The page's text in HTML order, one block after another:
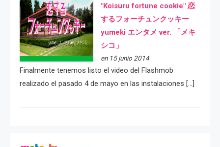
"Koisuru fortune cookie" 恋
するフォーチュンクッキー
yumeki エンタメ ver. 「メキ
シコ」
en 15 junio 2014
Finalmente tenemos listo el video del Flashmob
realizado el pasado 4 de mayo en las instalaciones […]